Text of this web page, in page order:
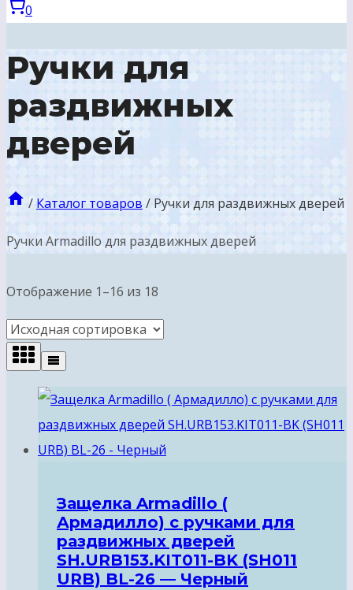
0
Ручки для
раздвижных
дверей
/ Каталог товаров / Ручки для раздвижных дверей
Ручки Armadillo для раздвижных дверей
Отображение 1–16 из 18
Защелка Armadillo (
Армадилло) с ручками для
раздвижных дверей
SH.URB153.KIT011-BK (SH011
URB) BL-26 — Черный